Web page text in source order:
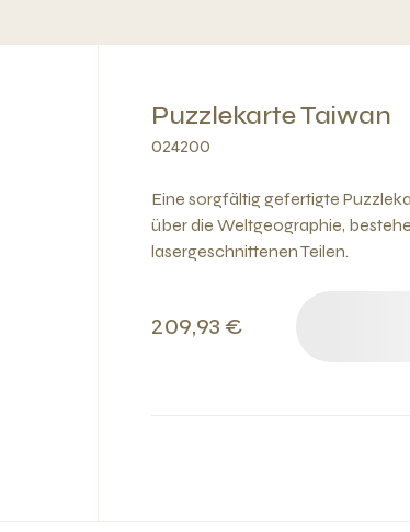
Puzzlekarte Taiwan
024200
Eine sorgfältig gefertigte
über die Weltgeographie,
lasergeschnittenen Teilen.
209,93 €